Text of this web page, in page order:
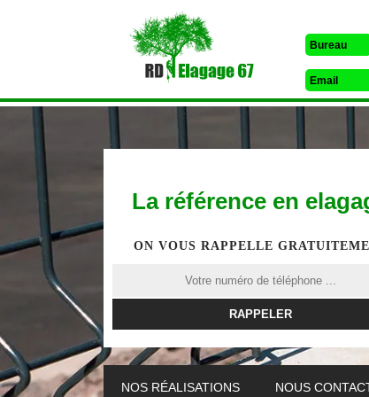
Bureau
Email
La référence en
ON VOUS RAPPELLE
NOS RÉALISATIONS NOUS
ETÊTAGE 67